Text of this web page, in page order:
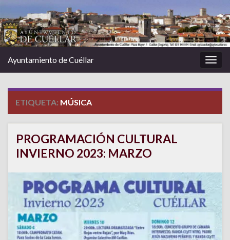
la
Ayuntamiento de Cuéllar
ETIQUETA: MÚSICA
PROGRAMACIÓN CULTURAL
INVIERNO 2023: MARZO